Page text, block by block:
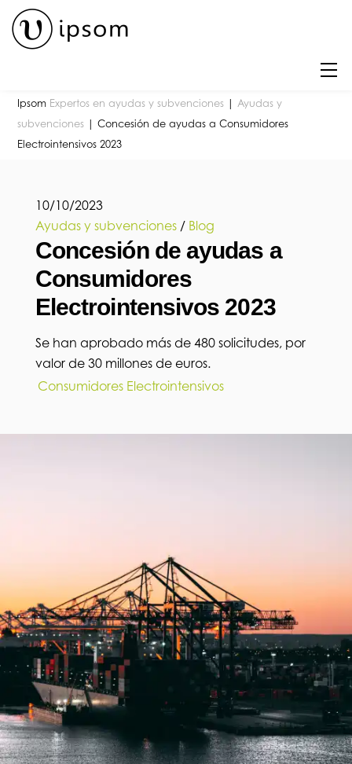
Skip
content
Ipsom Expertos en ayudas y subvenciones |Ayudas y
subvenciones |Concesión de ayudas a Consumidores
Electrointensivos 2023
10/10/2023
Ayudas y subvenciones/ Blog
Concesión de ayudas a
Consumidores
Electrointensivos 2023
Se han aprobado más de 480 solicitudes, por
valor de 30 millones de euros.
Consumidores Electrointensivos